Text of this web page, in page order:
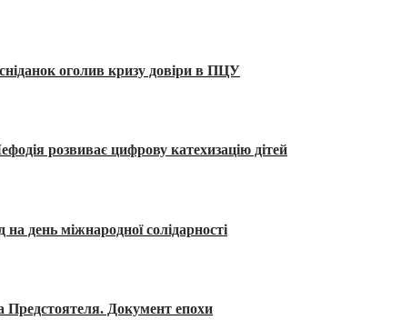
оголив кризу довіри в ПЦУ
розвиває цифрову катехизацію дітей
день міжнародної солідарності
Предстоятеля. Документ епохи